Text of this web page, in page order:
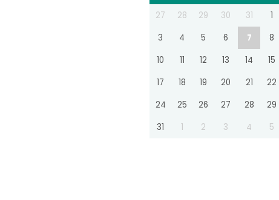
27
28 29 30 31 1
3
4 5 6 7 8
10
11 12 13 14 15
17
18 19 20 21 22
24
25 26 27 28 29
31
1 2 3 4 5